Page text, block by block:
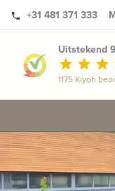
phone +31 481 371 333
Uitstekend
star star star
1175 Kiyoh